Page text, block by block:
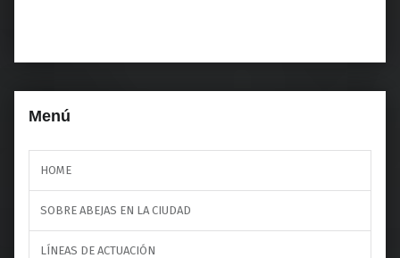
Menú
HOME
SOBRE ABEJAS EN LA CIUDAD
LÍNEAS DE ACTUACIÓN